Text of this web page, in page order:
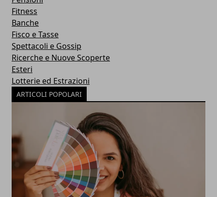
Fitness
Banche
Fisco e Tasse
Spettacoli e Gossip
Ricerche e Nuove Scoperte
Esteri
Lotterie ed Estrazioni
ARTICOLI POPOLARI